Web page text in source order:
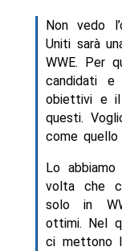
Non vedo
Uniti sarà
WWE. Per
candidati
obiettivi e
questi.
come quello
Lo
volta che
solo in
ottimi. Nel
ci mettono